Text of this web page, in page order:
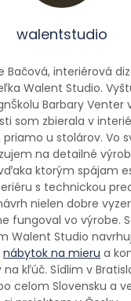
walentstudio
Bačová, interiérová
Walent Studio.
Barbary Venter
som zbierala v
u stolárov. Vo
na detailné
ktorým spájam
s technickou
nielen dobre
fungoval vo výrobe.
Walent Studio
nábytok na mieru a
kľúč. Sídlim v
celom Slovensku a